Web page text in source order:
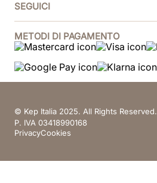
SEGUICI
METODI DI PAGAMENTO
© Kep Italia 2025. All Rights Reserved.
P. IVA 03418990168
PrivacyCookies